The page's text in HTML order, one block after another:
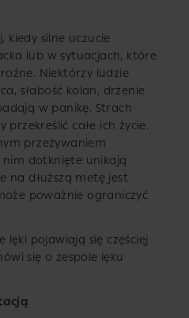
kiedy silne uczucie
lub w sytuacjach, które
Niektórzy ludzie
słabość kolan, drżenie
w panikę. Strach
całe ich życie.
przeżywaniem
nim dotknięte unikają
na dłuższą metę jest
poważnie ograniczyć
lęki pojawiają się częściej
się o zespole lęku